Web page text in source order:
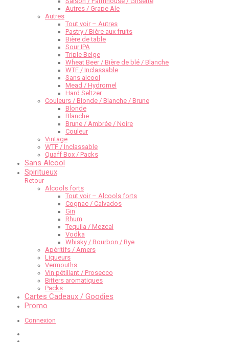
Autres / Grape Ale
Autres
Tout voir – Autres
Pastry / Bière aux fruits
Bière de table
Sour IPA
Triple Belge
Wheat Beer / Bière de blé / Blanche
WTF / Inclassable
Sans alcool
Mead / Hydromel
Hard Seltzer
Couleurs / Blonde / Blanche / Brune
Blonde
Blanche
Brune / Ambrée / Noire
Couleur
Vintage
WTF / Inclassable
Quaff Box / Packs
Sans Alcool
Spiritueux
Retour
Alcools forts
Tout voir – Alcools forts
Cognac / Calvados
Gin
Rhum
Tequila / Mezcal
Vodka
Whisky / Bourbon / Rye
Apéritifs / Amers
Liqueurs
Vermouths
Vin pétillant / Prosecco
Bitters aromatiques
Packs
Cartes Cadeaux / Goodies
Promo
Connexion